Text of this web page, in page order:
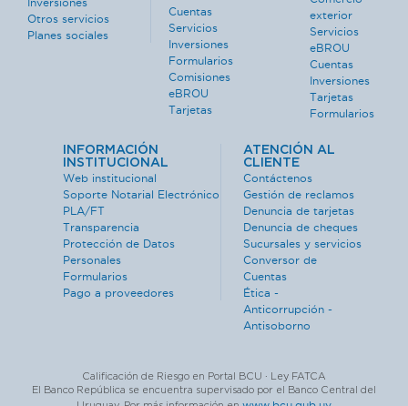
Inversiones
Otros servicios
Planes sociales
Cuentas
Servicios
Inversiones
Formularios
Comisiones
eBROU
Tarjetas
exterior
Servicios
eBROU
Cuentas
Inversiones
Tarjetas
Formularios
INFORMACIÓN
INSTITUCIONAL
Web institucional
Soporte Notarial Electrónico
PLA/FT
Transparencia
Protección de Datos
Personales
Formularios
Pago a proveedores
ATENCIÓN AL
CLIENTE
Contáctenos
Gestión de reclamos
Denuncia de tarjetas
Denuncia de cheques
Sucursales y servicios
Conversor de
Cuentas
Ética -
Anticorrupción -
Antisoborno
Calificación de Riesgo en Portal BCU · Ley FATCA
El Banco República se encuentra supervisado por el Banco Central del